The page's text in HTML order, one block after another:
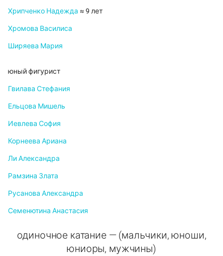
Хрипченко Надежда ≈ 9 лет
Хромова Василиса
Ширяева Мария
юный фигурист
Гвилава Стефания
Ельцова Мишель
Иевлева София
Корнеева Ариана
Ли Александра
Рамзина Злата
Русанова Александра
Семенютина Анастасия
одиночное катание — (мальчики, юноши,
юниоры, мужчины)